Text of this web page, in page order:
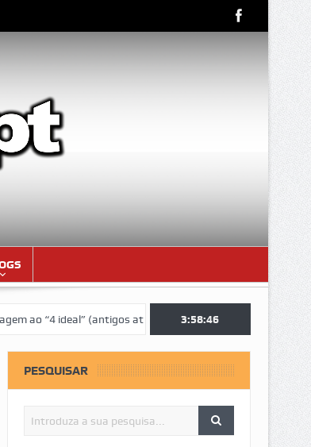
ideal” (antigos atletas “moçambicanos” do GCF da época
3:58:47
PESQUISAR